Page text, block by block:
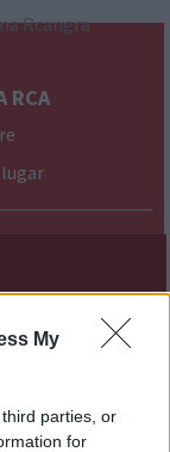
My
parties, or
for
RCA